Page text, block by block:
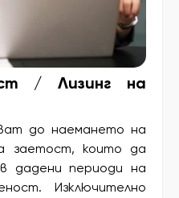
/ Лизинг на
до наемането на
заетост, които да
дадени периоди на
Изключително